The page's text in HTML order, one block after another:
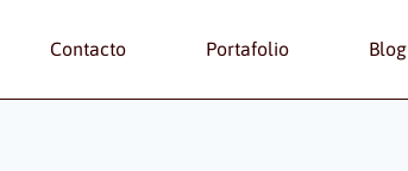
Contacto Portafolio Blog